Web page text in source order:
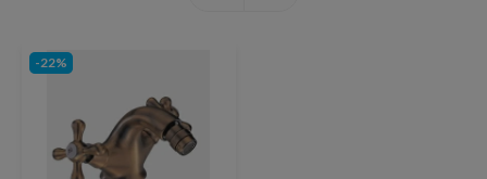
-22%